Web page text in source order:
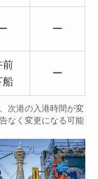
ー
前
船
ー
次港の入港時間が変
なく変更になる可能